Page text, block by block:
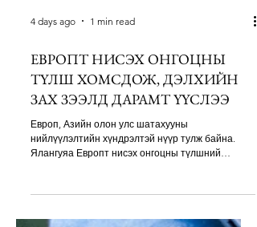
ЕВРОПТ НИСЭХ ОНГОЦНЫ
ТҮЛШ ХОМСДОЖ, ДЭЛХИЙН
ЗАХ ЗЭЭЛД ДАРАМТ ҮҮСЛЭЭ
Европ, Азийн олон улс шатахууны
хомсдол эрчимжиж, хөгжиж буй импортлогч
бүтээгдэхүүний нийлүүлэлт тасалдах эрсдэл